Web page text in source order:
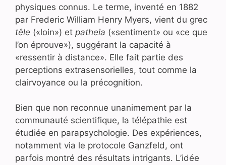
physiques connus. Le terme, inventé en 1882
par Frederic William Henry Myers, vient du grec
têle («loin») et patheia («sentiment» ou «ce que
l’on éprouve»), suggérant la capacité à
«ressentir à distance». Elle fait partie des
perceptions extrasensorielles, tout comme la
clairvoyance ou la précognition.
Bien que non reconnue unanimement par la
communauté scientifique, la télépathie est
étudiée en parapsychologie. Des expériences,
notamment via le protocole Ganzfeld, ont
parfois montré des résultats intrigants. L’idée